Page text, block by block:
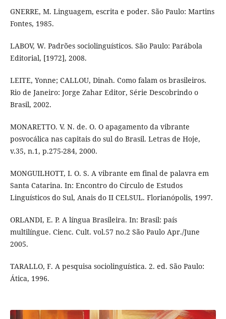
GNERRE, M. Linguagem, escrita e poder. São Paulo: Martins
Fontes, 1985.
LABOV, W. Padrões sociolinguísticos. São Paulo: Parábola
Editorial, [1972], 2008.
LEITE, Yonne; CALLOU, Dinah. Como falam os brasileiros.
Rio de Janeiro: Jorge Zahar Editor, Série Descobrindo o
Brasil, 2002.
MONARETTO. V. N. de. O. O apagamento da vibrante
posvocálica nas capitais do sul do Brasil. Letras de Hoje,
v.35, n.1, p.275-284, 2000.
MONGUILHOTT, I. O. S. A vibrante em final de palavra em
Santa Catarina. In: Encontro do Círculo de Estudos
Linguísticos do Sul, Anais do II CELSUL. Florianópolis, 1997.
ORLANDI, E. P. A língua Brasileira. In: Brasil: país
multilíngue. Cienc. Cult. vol.57 no.2 São Paulo Apr./June
2005.
TARALLO, F. A pesquisa sociolinguística. 2. ed. São Paulo:
Ática, 1996.